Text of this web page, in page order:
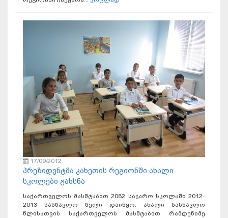
17/09/2012
პრეზიდენტმა კახეთის რეგიონში ახალი
სკოლები გახსნა
საქართველოს მასშტაბით 2082 საჯარო სკოლაში 2012-
2013 სასწავლო წელი დაიწყო. ახალი სასწავლო
წლისათვის საქართველოს მასშტაბით რამდენიმე